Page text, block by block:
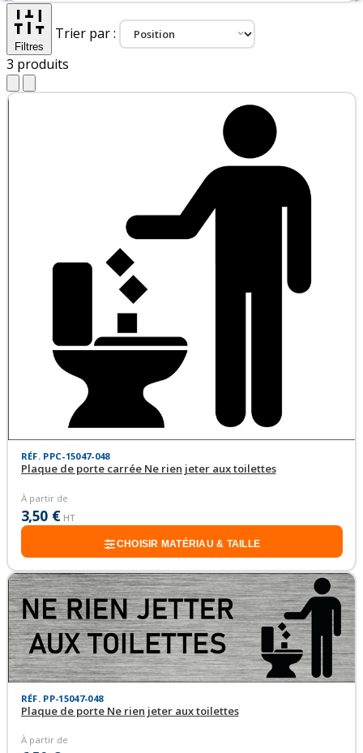
Filtres
Trier par :
3 produits
RÉF. PPC-15047-048
Plaque de porte carrée Ne rien jeter aux toilettes
À partir de
3,50 € HT
CHOISIR MATÉRIAU & TAILLE
RÉF. PP-15047-048
Plaque de porte Ne rien jeter aux toilettes
À partir de